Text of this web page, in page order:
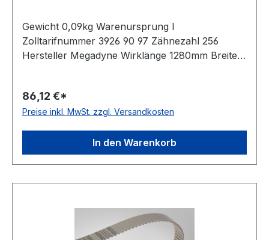
Gewicht 0,09kg Warenursprung I
Zolltarifnummer 3926 90 97 Zähnezahl 256
Hersteller Megadyne Wirklänge 1280mm Breite
Norm DIN 7721 antistatisch nein
86,12 €*
Preise inkl. MwSt. zzgl. Versandkosten
In den Warenkorb